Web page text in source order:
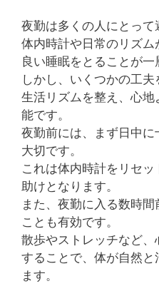
夜勤は多くの人にとって
体内時計や日常のリズ
良い睡眠をとることが一
しかし、いくつかの工
生活リズムを整え、心
能です。
夜勤前には、まず日中
大切です。
これは体内時計をリセ
助けとなります。
また、夜勤に入る数時
ことも有効です。
散歩やストレッチなど、
することで、体が自然と
ます。